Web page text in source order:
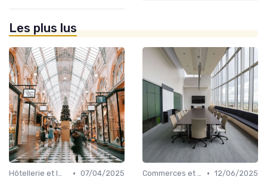
Les plus lus
Hôtellerie et Immobilier de Loisirs • 07/04/2025
Commerces et Retail • 12/06/2025